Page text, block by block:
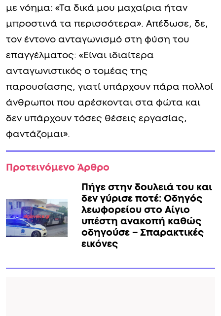
με νόημα: «Τα δικά μου μαχαίρια ήταν
μπροστινά τα περισσότερα». Απέδωσε, δε,
τον έντονο ανταγωνισμό στη φύση του
επαγγέλματος: «Είναι ιδιαίτερα
ανταγωνιστικός ο τομέας της
παρουσίασης, γιατί υπάρχουν πάρα πολλοί
άνθρωποι που αρέσκονται στα φώτα και
δεν υπάρχουν τόσες θέσεις εργασίας,
φαντάζομαι».
Προτεινόμενο Άρθρο
Πήγε στην δουλειά του και
δεν γύρισε ποτέ: Οδηγός
λεωφορείου στο Αίγιο
υπέστη ανακοπή καθώς
οδηγούσε – Σπαρακτικές
εικόνες